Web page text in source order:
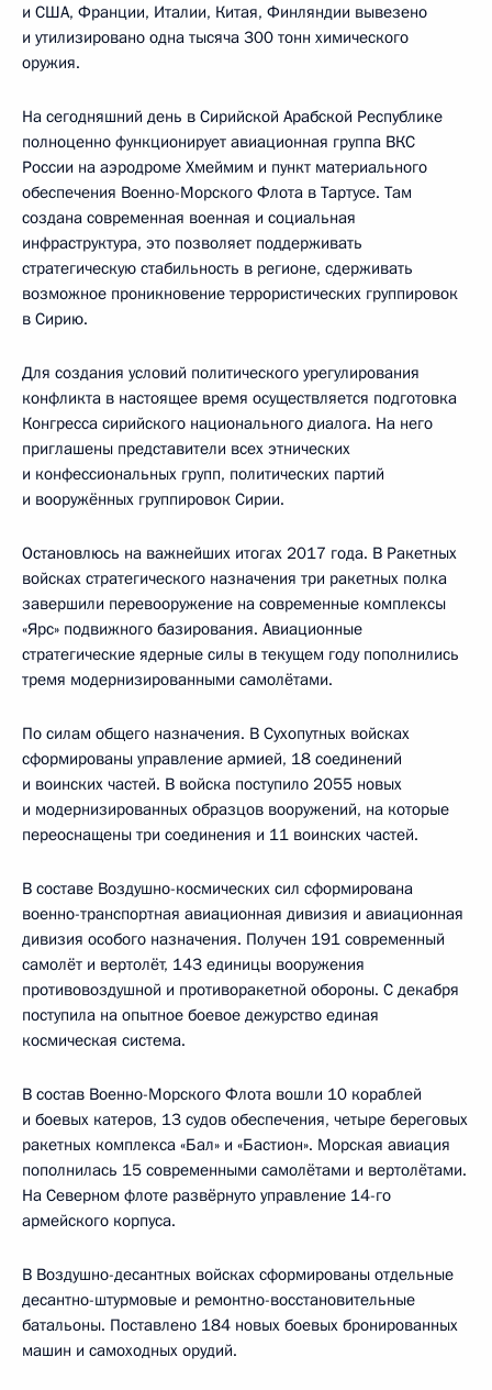
и США, Франции, Италии, Китая, Финляндии вывезено
и утилизировано одна тысяча 300 тонн химического
оружия.
На сегодняшний день в Сирийской Арабской Республике
полноценно функционирует авиационная группа ВКС
России на аэродроме Хмеймим и пункт материального
обеспечения Военно-Морского Флота в Тартусе. Там
создана современная военная и социальная
инфраструктура, это позволяет поддерживать
стратегическую стабильность в регионе, сдерживать
возможное проникновение террористических группировок
в Сирию.
Для создания условий политического урегулирования
конфликта в настоящее время осуществляется подготовка
Конгресса сирийского национального диалога. На него
приглашены представители всех этнических
и конфессиональных групп, политических партий
и вооружённых группировок Сирии.
Остановлюсь на важнейших итогах 2017 года. В Ракетных
войсках стратегического назначения три ракетных полка
завершили перевооружение на современные комплексы
«Ярс» подвижного базирования. Авиационные
стратегические ядерные силы в текущем году пополнились
тремя модернизированными самолётами.
По силам общего назначения. В Сухопутных войсках
сформированы управление армией, 18 соединений
и воинских частей. В войска поступило 2055 новых
и модернизированных образцов вооружений, на которые
переоснащены три соединения и 11 воинских частей.
В составе Воздушно-космических сил сформирована
военно-транспортная авиационная дивизия и авиационная
дивизия особого назначения. Получен 191 современный
самолёт и вертолёт, 143 единицы вооружения
противовоздушной и противоракетной обороны. С декабря
поступила на опытное боевое дежурство единая
космическая система.
В состав Военно-Морского Флота вошли 10 кораблей
и боевых катеров, 13 судов обеспечения, четыре береговых
ракетных комплекса «Бал» и «Бастион». Морская авиация
пополнилась 15 современными самолётами и вертолётами.
На Северном флоте развёрнуто управление 14-го
армейского корпуса.
В Воздушно-десантных войсках сформированы отдельные
десантно-штурмовые и ремонтно-восстановительные
батальоны. Поставлено 184 новых боевых бронированных
машин и самоходных орудий.